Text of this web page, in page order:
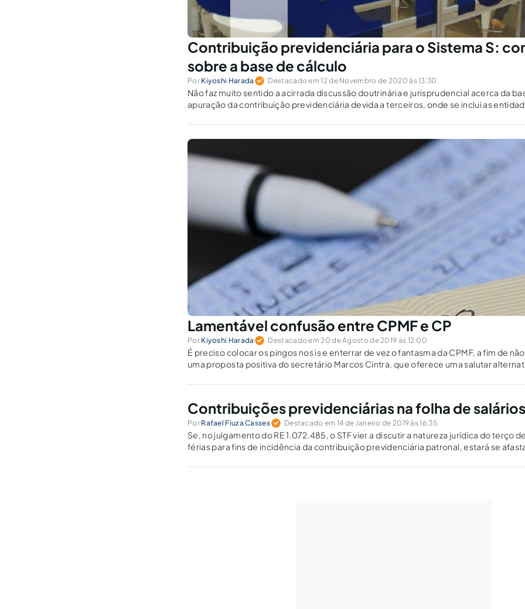
Contribuição previdenciária para o Sistema S:
sobre a base de cálculo
Por Kiyoshi Harada Destacado em 12 de Novembro de 2020 às 13:30
Não faz muito sentido a acirrada discussão doutrinária e jurisprudencial acerca da
apuração da contribuição previdenciária devida a terceiros, onde se inclui as
Lamentável confusão entre CPMF e CP
Por Kiyoshi Harada Destacado em 20 de Agosto de 2019 às 12:00
É preciso colocar os pingos nos is e enterrar de vez o fantasma da CPMF, a fim de
uma proposta positiva do secretário Marcos Cintra, que oferece uma salutar
Contribuições previdenciárias na folha de salários
Por Rafael Fiuza Casses Destacado em 14 de Janeiro de 2019 às 16:35
Se, no julgamento do RE 1.072.485, o STF vier a discutir a natureza jurídica do terço
férias para fins de incidência da contribuição previdenciária patronal, estará se